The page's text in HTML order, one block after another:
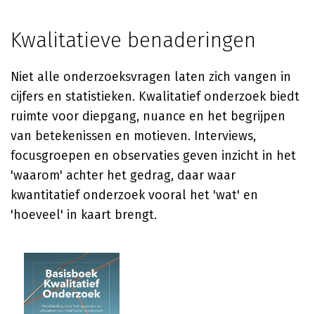
Kwalitatieve benaderingen
Niet alle onderzoeksvragen laten zich vangen in
cijfers en statistieken. Kwalitatief onderzoek biedt
ruimte voor diepgang, nuance en het begrijpen
van betekenissen en motieven. Interviews,
focusgroepen en observaties geven inzicht in het
'waarom' achter het gedrag, daar waar
kwantitatief onderzoek vooral het 'wat' en
'hoeveel' in kaart brengt.